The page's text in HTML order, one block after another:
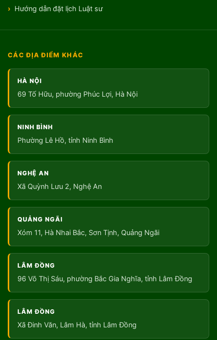
Hướng dẫn đặt lịch Luật sư
CÁC ĐỊA ĐIỂM KHÁC
HÀ NỘI
69 Tố Hữu, phường Phúc Lợi, Hà Nội
NINH BÌNH
Phường Lê Hồ, tỉnh Ninh Bình
NGHỆ AN
Xã Quỳnh Lưu 2, Nghệ An
QUẢNG NGÃI
Xóm 11, Hà Nhai Bắc, Sơn Tịnh, Quảng Ngãi
LÂM ĐỒNG
96 Võ Thị Sáu, phường Bắc Gia Nghĩa, tỉnh Lâm Đồng
LÂM ĐỒNG
Xã Đinh Văn, Lâm Hà, tỉnh Lâm Đồng